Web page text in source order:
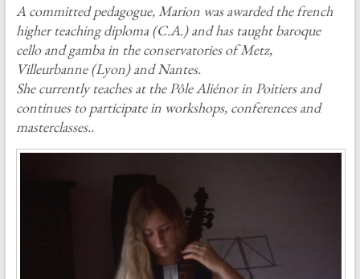
A committed pedagogue, Marion was awarded the french
higher teaching diploma (C.A.) and has taught baroque
cello and gamba in the conservatories of Metz,
Villeurbanne (Lyon) and Nantes.
She currently teaches at the Pôle Aliénor in Poitiers and
continues to participate in workshops, conferences and
masterclasses..